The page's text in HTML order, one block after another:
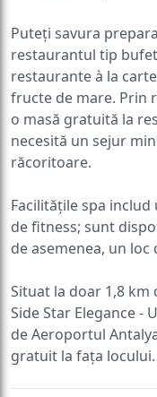
Puteți savura
restaurantul tip
restaurante à la
fructe de mare. Prin
o masă gratuită la
necesită un sejur
răcoritoare.
Facilitățile spa
de fitness; sunt
de asemenea, un
Situat la doar 1,8 km
Side Star Elegance -
de Aeroportul
gratuit la fața locului.